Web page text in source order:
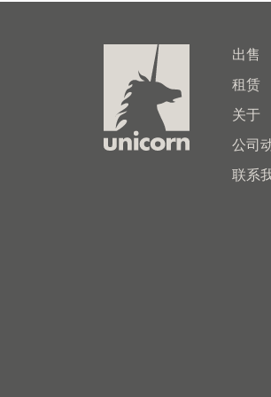
出售
租赁
关于
公司
联系